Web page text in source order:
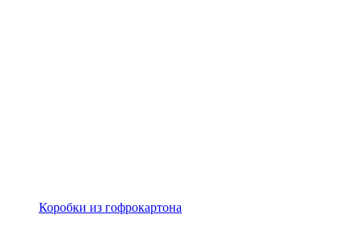
Коробки из гофрокартона